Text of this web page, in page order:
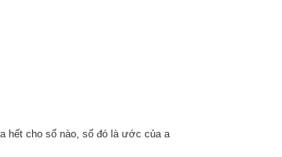
hết cho số nào, số đó là ước của a